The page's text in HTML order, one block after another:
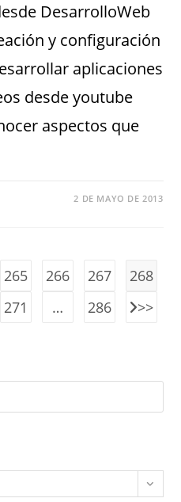
DesarrolloWeb
y configuración
aplicaciones
desde youtube
aspectos que
2 DE MAYO DE 2013
265 266 267
268
271 … 286